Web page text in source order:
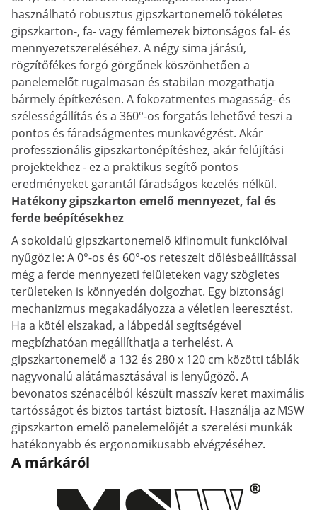
használható robusztus gipszkartonemelő tökéletes
gipszkarton-, fa- vagy fémlemezek biztonságos fal- és
mennyezetszereléséhez. A négy sima járású,
rögzítőfékes forgó görgőnek köszönhetően a
panelemelőt rugalmasan és stabilan mozgathatja
bármely építkezésen. A fokozatmentes magasság- és
szélességállítás és a 360°-os forgatás lehetővé teszi a
pontos és fáradságmentes munkavégzést. Akár
professzionális gipszkartonépítéshez, akár felújítási
projektekhez - ez a praktikus segítő pontos
eredményeket garantál fáradságos kezelés nélkül.
Hatékony gipszkarton emelő mennyezet, fal és
ferde beépítésekhez
A sokoldalú gipszkartonemelő kifinomult funkcióival
nyűgöz le: A 0°-os és 60°-os reteszelt dőlésbeállítással
még a ferde mennyezeti felületeken vagy szögletes
területeken is könnyedén dolgozhat. Egy biztonsági
mechanizmus megakadályozza a véletlen leeresztést.
Ha a kötél elszakad, a lábpedál segítségével
megbízhatóan megállíthatja a terhelést. A
gipszkartonemelő a 132 és 280 x 120 cm közötti táblák
nagyvonalú alátámasztásával is lenyűgöző. A
bevonatos szénacélból készült masszív keret maximális
tartósságot és biztos tartást biztosít. Használja az MSW
gipszkarton emelő panelemelőjét a szerelési munkák
hatékonyabb és ergonomikusabb elvégzéséhez.
A márkáról